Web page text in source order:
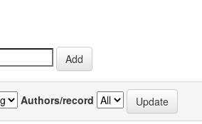
Authors/record